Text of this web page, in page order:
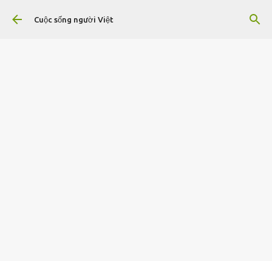
Chuyển đến nội dung chính
Cuộc sống người Việt